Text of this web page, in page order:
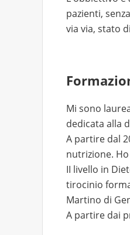
pazienti,
via via, stato
Mi sono
dedicata alla
A partire dal
nutrizione.
II livello in
tirocinio
Martino di
A partire dai